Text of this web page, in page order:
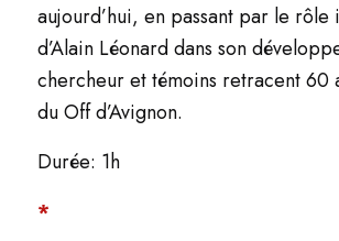
aujourd’hui, en passant par le rôle
d’Alain Léonard dans son
chercheur et témoins retracent 60
duOffd’Avignon.
Durée: 1h
*